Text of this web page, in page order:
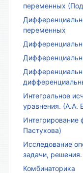
переменных
переменных
Интегральное
уравнения. (А.А.
Интегрирование
Пастухова)
Исследование
задачи,
Комбинаторика